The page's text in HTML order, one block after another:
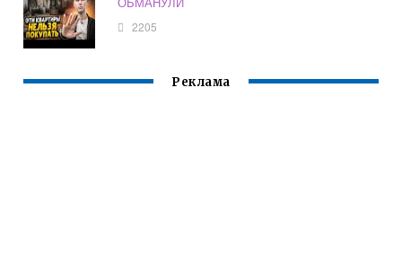
2205
Реклама